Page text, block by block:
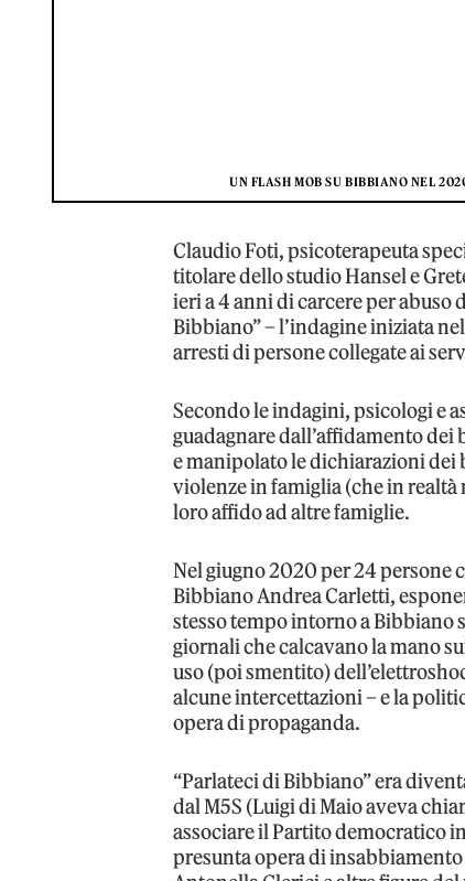
UN FLASH MOB SU BIBBIANO NEL
Claudio Foti, psicoterapeuta
titolare dello studio Hansel e
ieri a 4 anni di carcere per abuso
Bibbiano” – l’indagine iniziata
arresti di persone collegate ai
Secondo le indagini, psicologi e
guadagnare dall’affidamento
e manipolato le dichiarazioni dei
violenze in famiglia (che in
loro affido ad altre famiglie.
Nel giugno 2020 per 24 persone
Bibbiano Andrea Carletti,
stesso tempo intorno a Bibbiano
giornali che calcavano la mano
uso (poi smentito)
alcune intercettazioni – e la
opera di propaganda.
“Parlateci di Bibbiano” era
dal M5S (Luigi di Maio aveva
associare il Partito democratico
presunta opera di